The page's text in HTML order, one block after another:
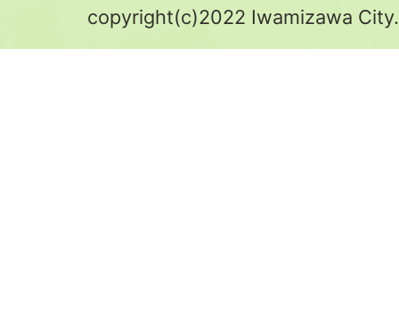
copyright(c)2022 Iwamizawa